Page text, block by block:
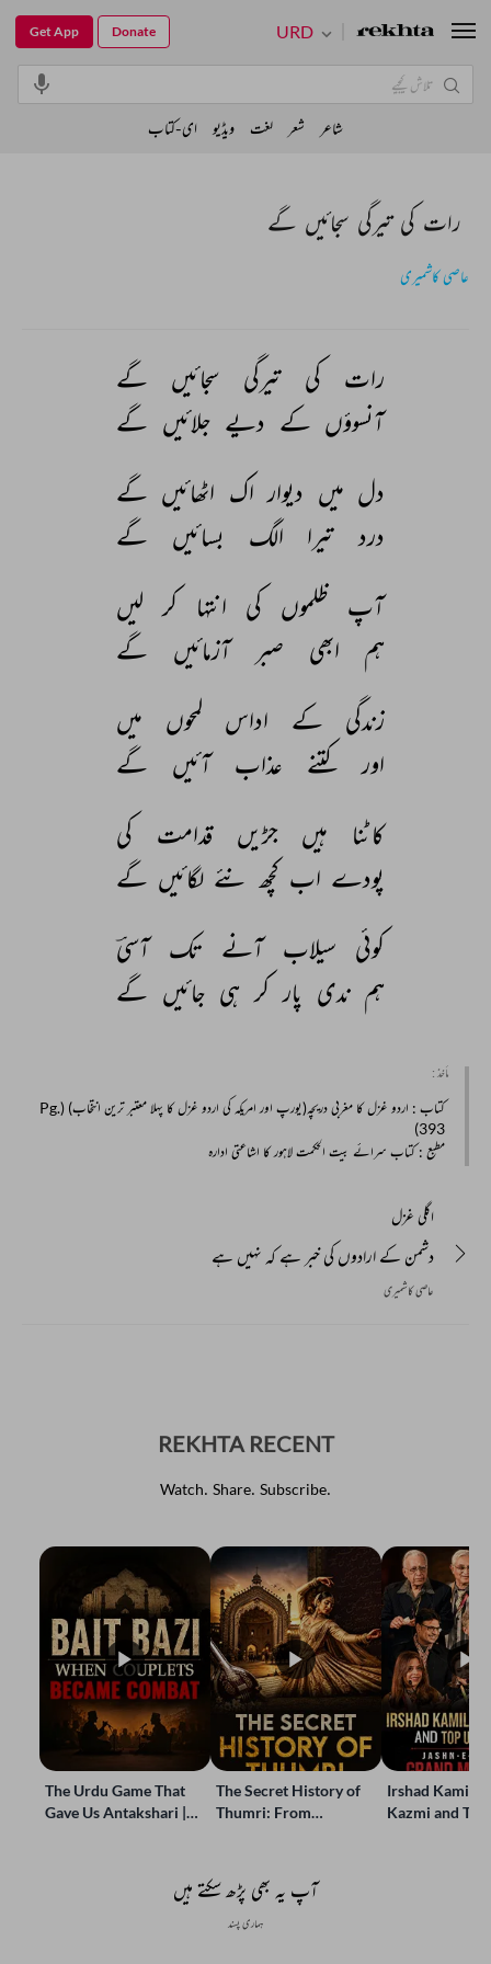
رات کی تیرگی سجائیں گے
عاصی کاشمیری
رات کی تیرگی سجائیں
گے
آنسوؤں کے دیے جلائیں گے
دل میں دیوار اک اٹھائیں گے
درد
تیرا الگ بسائیں
گے
آپ ظلموں کی انتہا کر لیں
ہم
ابھی صبر آزمائیں
گے
زندگی
کے اداس لمحوں
میں
اور
کتنے عذاب آئیں
گے
کاٹنا
ہیں جڑیں قدامت
کی
پودے اب کچھ نئے لگائیں گے
کوئی سیلاب آنے تک آسیؔ
ہم ندی پار کر ہی جائیں گے
مأخذ :
کتاب
: اردو غزل کا مغربی دریچہ(یورپ اور امریکہ کی اردو غزل کا پہلا معتبر ترین انتخاب) (Pg.
393)
مطبع : کتاب سرائے بیت الحکمت لاہور کا اشاعتی ادارہ
اگلی غزل
دشمن کے ارادوں کی خبر ہے کہ نہیں ہے
عاصی کاشمیری
REKHTA RECENT
Watch. Share. Subscribe.
The Urdu Game That
Gave Us Antakshari |
The Secret History of
Thumri: From
Irshad Kamil,
Kazmi and
آپ یہ بھی پڑھ سکتے ہیں
ہماری پسند
URD
Get App Donate
شاعر شعر لغت ویڈیو ای-کتاب